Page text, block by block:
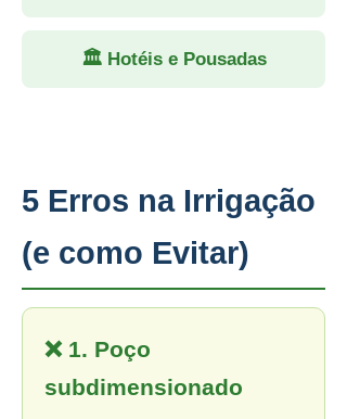
🏛 Hotéis e Pousadas
5 Erros na Irrigação
(e como Evitar)
❌ 1. Poço
subdimensionado